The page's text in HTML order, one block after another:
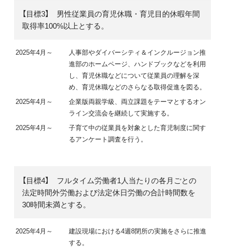
【目標3】 男性従業員の育児休職・育児目的休暇年間
取得率100%以上とする。
2025年4月～
人事部やダイバーシティ＆インクルージョン推
進部のホームページ、ハンドブックなどを利用
し、育児休職などについて従業員の理解を深
め、育児休職などのさらなる取得促進を図る。
2025年4月～
企業版両親学級、両立課題をテーマとするオン
ライン交流会を継続して実施する。
2025年4月～
子育て中の従業員を対象とした育児制度に関す
るアンケート調査を行う。
【目標4】 フルタイム労働者1人当たりの各月ごとの
法定時間外労働および法定休日労働の合計時間数を
30時間未満とする。
2025年4月～
建設現場における4週8閉所の実施をさらに推進
する。